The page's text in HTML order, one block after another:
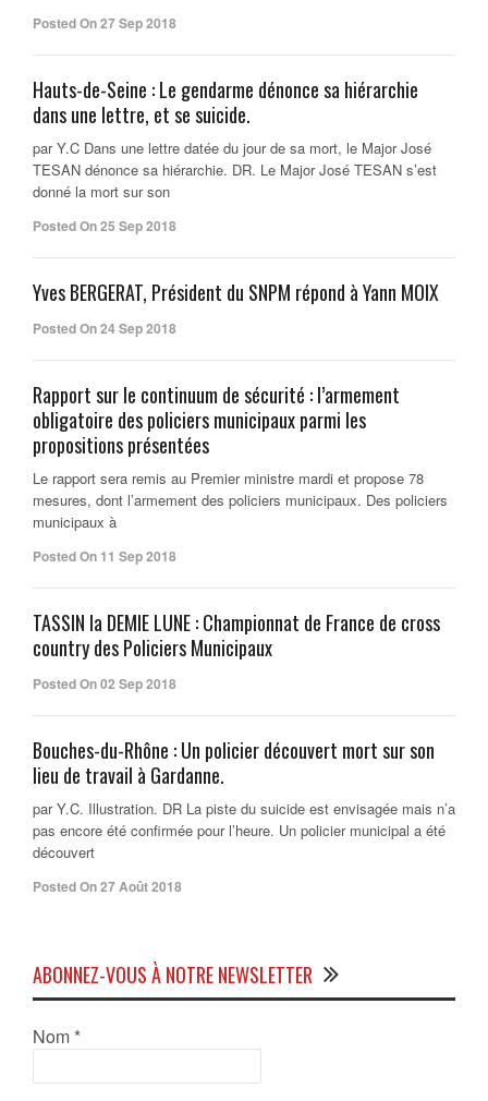
Posted On 27 Sep 2018
Hauts-de-Seine : Le gendarme dénonce sa hiérarchie
dans une lettre, et se suicide.
par Y.C Dans une lettre datée du jour de sa mort, le Major José
TESAN dénonce sa hiérarchie. DR. Le Major José TESAN s’est
donné la mort sur son
Posted On 25 Sep 2018
Yves BERGERAT, Président du SNPM répond à Yann MOIX
Posted On 24 Sep 2018
Rapport sur le continuum de sécurité : l’armement
obligatoire des policiers municipaux parmi les
propositions présentées
Le rapport sera remis au Premier ministre mardi et propose 78
mesures, dont l’armement des policiers municipaux. Des policiers
municipaux à
Posted On 11 Sep 2018
TASSIN la DEMIE LUNE : Championnat de France de cross
country des Policiers Municipaux
Posted On 02 Sep 2018
Bouches-du-Rhône : Un policier découvert mort sur son
lieu de travail à Gardanne.
par Y.C. Illustration. DR La piste du suicide est envisagée mais n’a
pas encore été confirmée pour l’heure. Un policier municipal a été
découvert
Posted On 27 Août 2018
ABONNEZ-VOUS À NOTRE NEWSLETTER
Nom *